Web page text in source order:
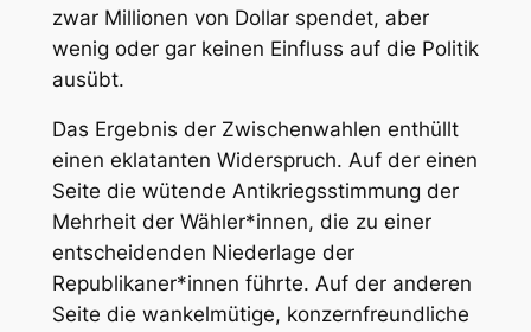
zwar Millionen von Dollar spendet, aber
wenig oder gar keinen Einfluss auf die Politik
ausübt.
Das Ergebnis der Zwischenwahlen enthüllt
einen eklatanten Widerspruch. Auf der einen
Seite die wütende Antikriegsstimmung der
Mehrheit der Wähler*innen, die zu einer
entscheidenden Niederlage der
Republikaner*innen führte. Auf der anderen
Seite die wankelmütige, konzernfreundliche